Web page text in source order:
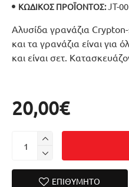
Αλυσίδα γρανάζια
και τα γρανάζια είναι για
και είναι σετ.
ΚΩΔΙΚΌΣ ΠΡΟΪΌΝΤΟΣ:JT-
20,00€
ΕΠΙΘΥΜΗΤΌ